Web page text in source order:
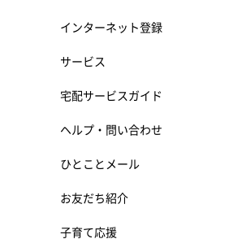
インターネット登録
サービス
宅配サービスガイド
ヘルプ・問い合わせ
ひとことメール
お友だち紹介
子育て応援